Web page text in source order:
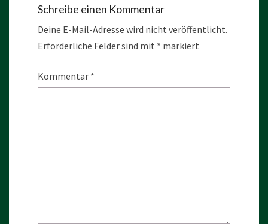
Schreibe einen Kommentar
Deine E-Mail-Adresse wird nicht veröffentlicht.
Erforderliche Felder sind mit * markiert
Kommentar *